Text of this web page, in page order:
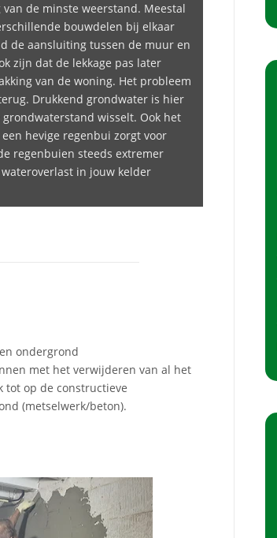
van de minste weerstand. Meestal
bouwdelen bij elkaar
de aansluiting tussen de muur en
zijn dat de lekkage pas later
van de woning. Het probleem
Drukkend grondwater is hier
grondwaterstand wisselt. Ook het
hevige regenbui zorgt voor
regenbuien steeds extremer
in jouw kelder
ondergrond
met het verwijderen van al het
tot op de constructieve
(metselwerk/beton).